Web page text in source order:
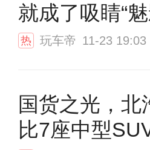
就成了吸睛“魅
热 玩车帝 11-23 19:03
国货之光，北
比7座中型